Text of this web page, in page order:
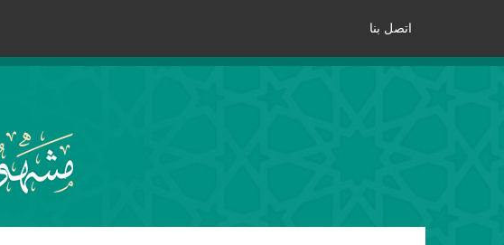
اتصل بنا